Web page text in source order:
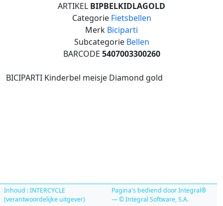
ARTIKEL BIPBELKIDLAGOLD
Categorie Fietsbellen
Merk Biciparti
Subcategorie Bellen
BARCODE 5407003300260
BICIPARTI Kinderbel meisje Diamond gold
Inhoud : INTERCYCLE
(verantwoordelijke uitgever)
Pagina's bediend door Integral®
— © Integral Software, S.A.